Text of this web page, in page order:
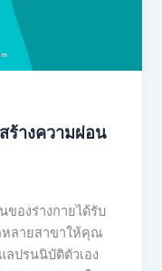
ร้างความผ่อน
องร่างกายได้รับ
หลายสาขาให้คุณ
ลปรนนิบัติตัวเอง